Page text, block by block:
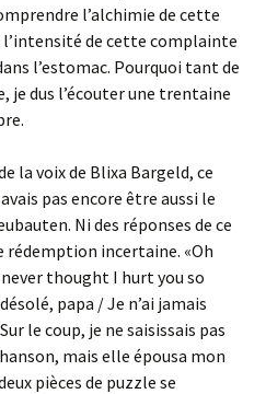
l’alchimie de cette
l’intensité de cette complainte
l’estomac. Pourquoi tant de
je dus l’écouter une trentaine
la voix de Blixa Bargeld, ce
pas encore être aussi le
Ni des réponses de ce
rédemption incertaine. «Oh
thought I hurt you so
papa / Je n’ai jamais
le coup, je ne saisissais pas
mais elle épousa mon
pièces de puzzle se